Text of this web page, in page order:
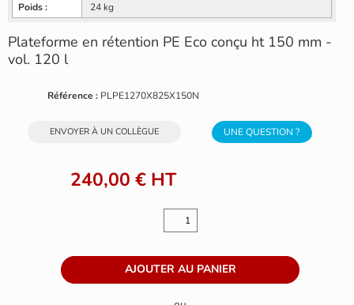
Poids :
24 kg
Plateforme en rétention PE Eco conçu ht 150 mm -
vol. 120 l
Référence : PLPE1270X825X150N
UNE QUESTION ?
ENVOYER À UN COLLÈGUE
240,00 € HT